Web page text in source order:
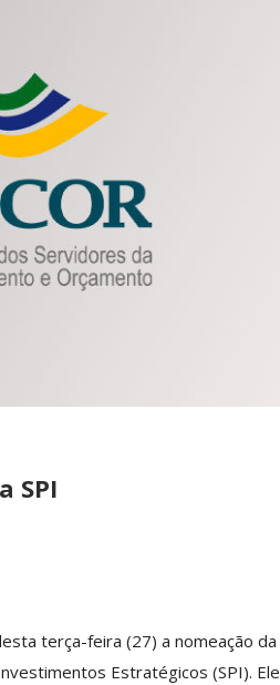
SPI
terça-feira (27) a nomeação da
Estratégicos (SPI).